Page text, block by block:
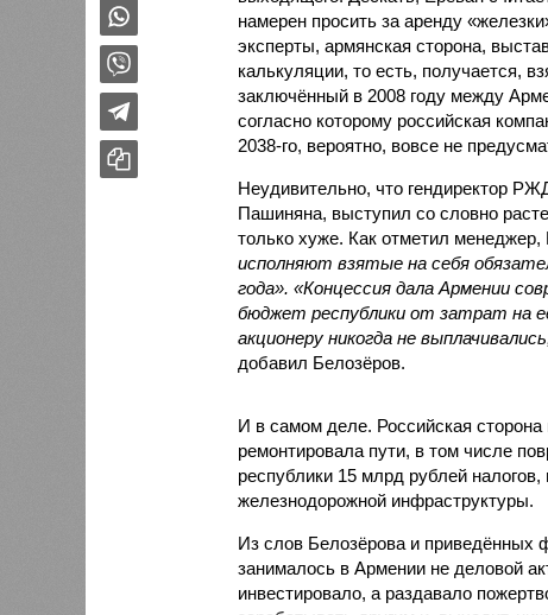
намерен просить за аренду
эксперты, армянская сторона,
калькуляции, то есть, получается,
заключённый в 2008 году между
согласно которому российская
2038-го, вероятно, вовсе не
Неудивительно, что гендиректор
Пашиняна, выступил со словно
только хуже. Как отметил
исполняют взятые на себя
года». «Концессия дала Армении
бюджет республики от затрат на
акционеру никогда не
добавил Белозёров.
И в самом деле. Российская
ремонтировала пути, в том числе
республики 15 млрд рублей
железнодорожной инфраструктуры.
Из слов Белозёрова и
занималось в Армении не деловой
инвестировало, а раздавало